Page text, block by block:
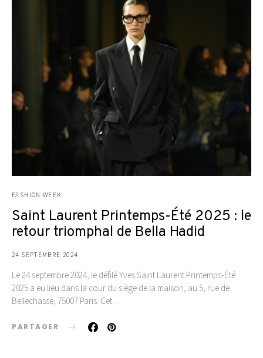
FASHION WEEK
Saint Laurent Printemps-Été 2025 : le
retour triomphal de Bella Hadid
24 SEPTEMBRE 2024
Le 24 septembre 2024, le défilé Yves Saint Laurent Printemps-Été
2025 a eu lieu dans la cour du siège de la maison, au 5, rue de
Bellechasse, 75007 Paris. Cet…
PARTAGER